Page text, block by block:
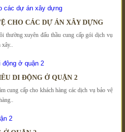
CHO CÁC DỰ ÁN XÂY DỰNG
thường xuyên đấu thầu cung cấp gói dịch vụ
DI ĐỘNG Ở QUẬN 2
cung cấp cho khách hàng các dịch vụ bảo vệ